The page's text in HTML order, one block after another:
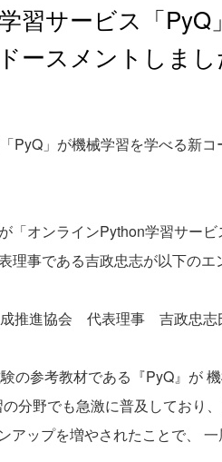
習サービス「
ースメントしまし
PyQ」が機械学習を学べる新
「オンラインPython学習サー
理事である吉政忠志が以下のエ
推進協会 代表理事 吉政忠志
の参考教材である『PyQ』が
分野でも急激に普及しており
アップを増やされたことで、